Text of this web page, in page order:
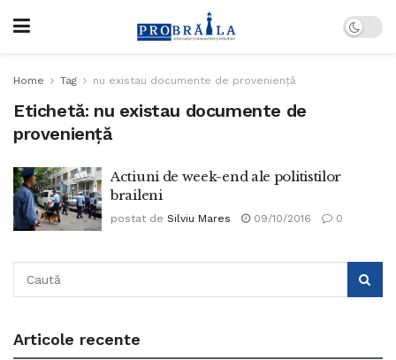
Home Tag nu existau documente de provenienţă
Etichetă: nu existau documente de
provenienţă
Actiuni de week-end ale politistilor
braileni
postat de Silviu Mares 09/10/2016 0
Articole recente